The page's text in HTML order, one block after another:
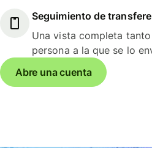
Seguimiento de
Una vista completa
persona a la que se lo
Abre una cuenta